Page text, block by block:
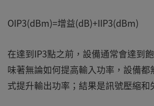
OIP3(dBm)=增益(dB)+IIP3(dBm)
在達到IP3點之前，設備通常會達到
味著無論如何提高輸入功率，設備都
式提升輸出功率；結果是訊號壓縮和